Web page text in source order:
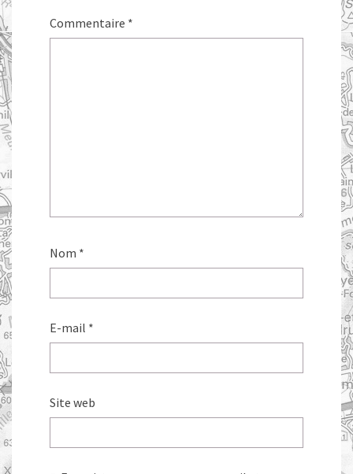
Commentaire *
Nom *
E-mail *
Site web